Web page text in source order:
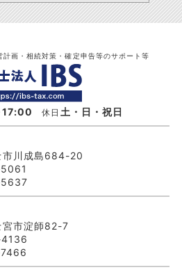
画・相続対策・確定申告等のサポート等
休日 土・日・祝日
市川成島684-20
宮市淀師82-7